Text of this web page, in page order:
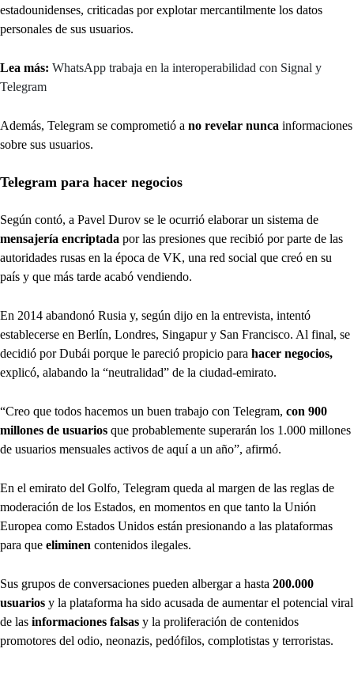
estadounidenses, criticadas por explotar mercantilmente los datos
personales de sus usuarios.
Lea más: WhatsApp trabaja en la interoperabilidad con Signal y
Telegram
Además, Telegram se comprometió a no revelar nunca informaciones
sobre sus usuarios.
Telegram para hacer negocios
Según contó, a Pavel Durov se le ocurrió elaborar un sistema de
mensajería encriptada por las presiones que recibió por parte de las
autoridades rusas en la época de VK, una red social que creó en su
país y que más tarde acabó vendiendo.
En 2014 abandonó Rusia y, según dijo en la entrevista, intentó
establecerse en Berlín, Londres, Singapur y San Francisco. Al final, se
decidió por Dubái porque le pareció propicio para hacer negocios,
explicó, alabando la “neutralidad” de la ciudad-emirato.
“Creo que todos hacemos un buen trabajo con Telegram, con 900
millones de usuarios que probablemente superarán los 1.000 millones
de usuarios mensuales activos de aquí a un año”, afirmó.
En el emirato del Golfo, Telegram queda al margen de las reglas de
moderación de los Estados, en momentos en que tanto la Unión
Europea como Estados Unidos están presionando a las plataformas
para que eliminen contenidos ilegales.
Sus grupos de conversaciones pueden albergar a hasta 200.000
usuarios y la plataforma ha sido acusada de aumentar el potencial viral
de las informaciones falsas y la proliferación de contenidos
promotores del odio, neonazis, pedófilos, complotistas y terroristas.